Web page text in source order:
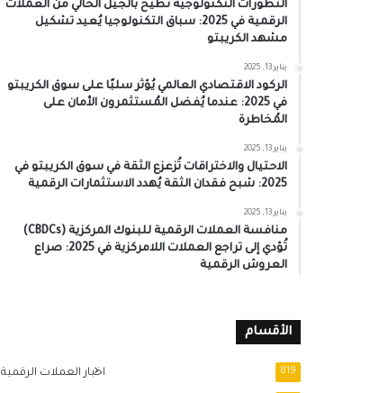
التطورات التكنولوجية تُطيح بالجيل الحالي من العملات
الرقمية في 2025: سباق التكنولوجيا يُعيد تشكيل
مشهد الكريبتو
يناير 13, 2025
الركود الاقتصادي العالمي يُؤثر سلبًا على سوق الكريبتو
في 2025: عندما يُفضل المُستثمرون الأمان على
المُخاطرة
يناير 13, 2025
الاحتيال والاختراقات تُزعزع الثقة في سوق الكريبتو في
2025: شبح فقدان الثقة يُهدد الاستثمارات الرقمية
يناير 13, 2025
منافسة العملات الرقمية للبنوك المركزية (CBDCs)
تُؤدي إلى تراجع العملات اللامركزية في 2025: صراع
العروش الرقمية
الأقسام
اخبار العملات الرقمية 819